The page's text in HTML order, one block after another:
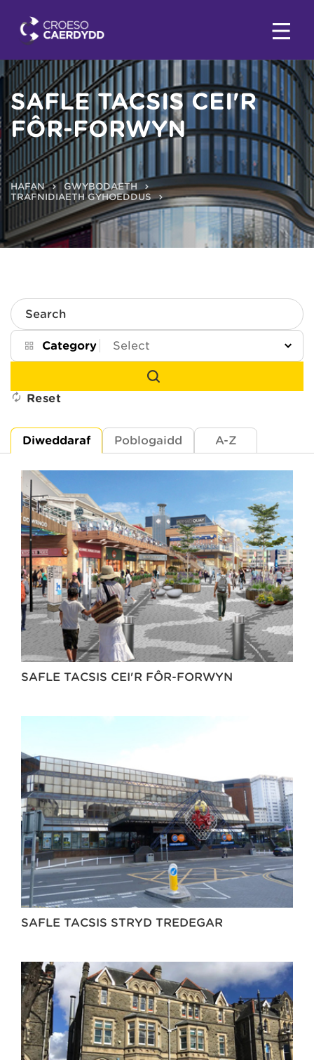
SAFLE TACSIS CEI'R
FÔR-FORWYN
HAFAN
GWYBODAETH
TRAFNIDIAETH GYHOEDDUS
Search
Category
Reset
Diweddaraf Poblogaidd A-Z
SAFLE TACSIS CEI'R FÔR-FORWYN
SAFLE TACSIS STRYD TREDEGAR